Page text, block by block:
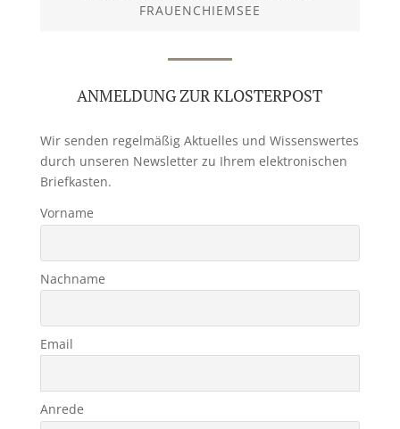
FRAUENCHIEMSEE
ANMELDUNG ZUR KLOSTERPOST
Wir senden regelmäßig Aktuelles und Wissenswertes
durch unseren Newsletter zu Ihrem elektronischen
Briefkasten.
Vorname
Nachname
Email
Anrede